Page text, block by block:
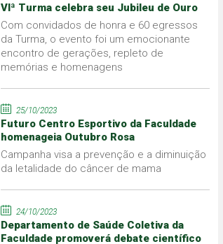
VIª Turma celebra seu Jubileu de Ouro
Com convidados de honra e 60 egressos
da Turma, o evento foi um emocionante
encontro de gerações, repleto de
memórias e homenagens
25/10/2023
Futuro Centro Esportivo da Faculdade
homenageia Outubro Rosa
Campanha visa a prevenção e a diminuição
da letalidade do câncer de mama
24/10/2023
Departamento de Saúde Coletiva da
Faculdade promoverá debate científico